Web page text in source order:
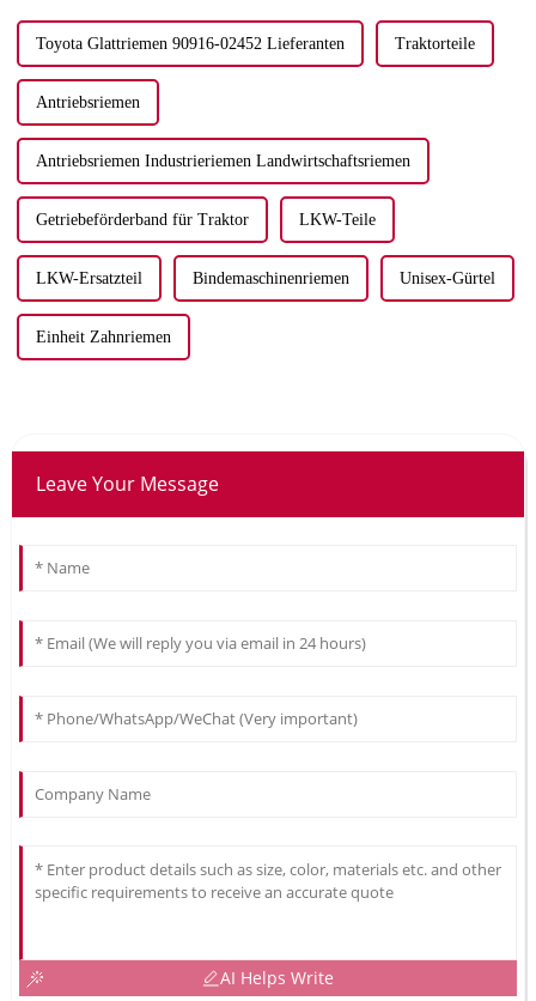
Toyota Glattriemen 90916-02452 Lieferanten Traktorteile
Antriebsriemen
Antriebsriemen Industrieriemen Landwirtschaftsriemen
Getriebeförderband für Traktor LKW-Teile
LKW-Ersatzteil Bindemaschinenriemen Unisex-Gürtel
Einheit Zahnriemen
Leave Your Message
AI Helps Write